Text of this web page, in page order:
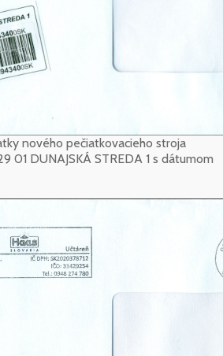
nového pečiatkovacieho stroja
01 DUNAJSKÁ STREDA 1 s dátumom